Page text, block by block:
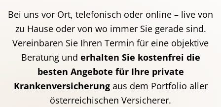
Bei uns vor Ort, telefonisch oder online – live von
zu Hause oder von wo immer Sie gerade sind.
Vereinbaren Sie Ihren Termin für eine objektive
Beratung und erhalten Sie kostenfrei die
besten Angebote für Ihre private
Krankenversicherungaus dem Portfolio aller
österreichischen Versicherer.